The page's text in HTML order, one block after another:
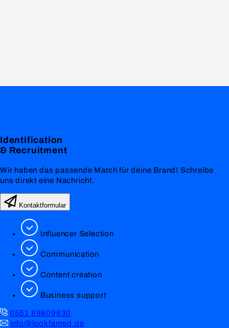
Identification
& Recruitment
Wir haben das passende Match für deine Brand! Schreibe
uns direkt eine Nachricht.
Kontaktformular
Influencer Selection
Communication
Content creation
Business support
0551 89809830
info@lookfamed.de